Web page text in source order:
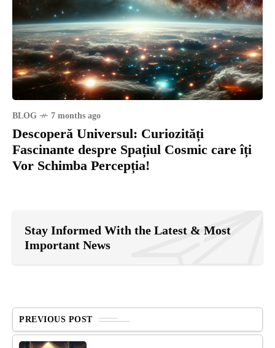
BLOG 7 months ago
Descoperă Universul: Curiozități
Fascinante despre Spațiul Cosmic care îți
Vor Schimba Percepția!
Stay Informed With the Latest & Most
Important News
PREVIOUS POST